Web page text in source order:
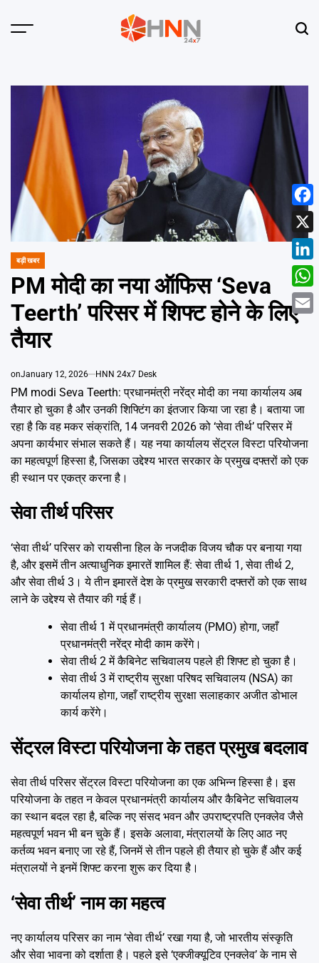
Menu
POSTED
बड़ी खबर
PM मोदी का नया ऑफिस ‘Seva
Teerth’ परिसर में शिफ्ट होने के लिए
तैयार
onJanuary 12, 2026 HNN 24x7 Desk
PM modi Seva Teerth: प्रधानमंत्री नरेंद्र मोदी का नया कार्यालय अब
तैयार हो चुका है और उनकी शिफ्टिंग का इंतजार किया जा रहा है। बताया जा
रहा है कि वह मकर संक्रांति, 14 जनवरी 2026 को ‘सेवा तीर्थ’ परिसर में
अपना कार्यभार संभाल सकते हैं। यह नया कार्यालय सेंट्रल विस्टा परियोजना
का महत्वपूर्ण हिस्सा है, जिसका उद्देश्य भारत सरकार के प्रमुख दफ्तरों को एक
ही स्थान पर एकत्र करना है।
सेवा तीर्थ परिसर
‘सेवा तीर्थ’ परिसर को रायसीना हिल के नजदीक विजय चौक पर बनाया गया
है, और इसमें तीन अत्याधुनिक इमारतें शामिल हैं: सेवा तीर्थ 1, सेवा तीर्थ 2,
और सेवा तीर्थ 3। ये तीन इमारतें देश के प्रमुख सरकारी दफ्तरों को एक साथ
लाने के उद्देश्य से तैयार की गई हैं।
सेवा तीर्थ 1 में प्रधानमंत्री कार्यालय (PMO) होगा, जहाँ
प्रधानमंत्री नरेंद्र मोदी काम करेंगे।
सेवा तीर्थ 2 में कैबिनेट सचिवालय पहले ही शिफ्ट हो चुका है।
सेवा तीर्थ 3 में राष्ट्रीय सुरक्षा परिषद सचिवालय (NSA) का
कार्यालय होगा, जहाँ राष्ट्रीय सुरक्षा सलाहकार अजीत डोभाल
कार्य करेंगे।
सेंट्रल विस्टा परियोजना के तहत प्रमुख बदलाव
सेवा तीर्थ परिसर सेंट्रल विस्टा परियोजना का एक अभिन्न हिस्सा है। इस
परियोजना के तहत न केवल प्रधानमंत्री कार्यालय और कैबिनेट सचिवालय
का स्थान बदल रहा है, बल्कि नए संसद भवन और उपराष्ट्रपति एनक्लेव जैसे
महत्वपूर्ण भवन भी बन चुके हैं। इसके अलावा, मंत्रालयों के लिए आठ नए
कर्तव्य भवन बनाए जा रहे हैं, जिनमें से तीन पहले ही तैयार हो चुके हैं और कई
मंत्रालयों ने इनमें शिफ्ट करना शुरू कर दिया है।
‘सेवा तीर्थ’ नाम का महत्व
नए कार्यालय परिसर का नाम ‘सेवा तीर्थ’ रखा गया है, जो भारतीय संस्कृति
और सेवा भावना को दर्शाता है। पहले इसे ‘एक्जीक्यूटिव एनक्लेव’ के नाम से
X